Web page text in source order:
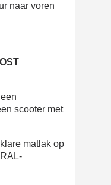
naar voren
scooter met
matlak op